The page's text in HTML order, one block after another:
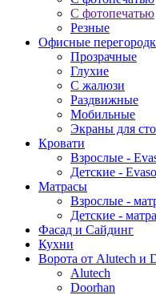
С фотопечатью
Резные
Офисные
Прозрачные
Глухие
С жалюзи
Раздвижные
Мобильные
Экраны для
Кровати
Взрослые -
Детские -
Матрасы
Взрослые -
Детские -
Фасад и Сайдинг
Кухни
Ворота от Alutech и
Alutech
Doorhan